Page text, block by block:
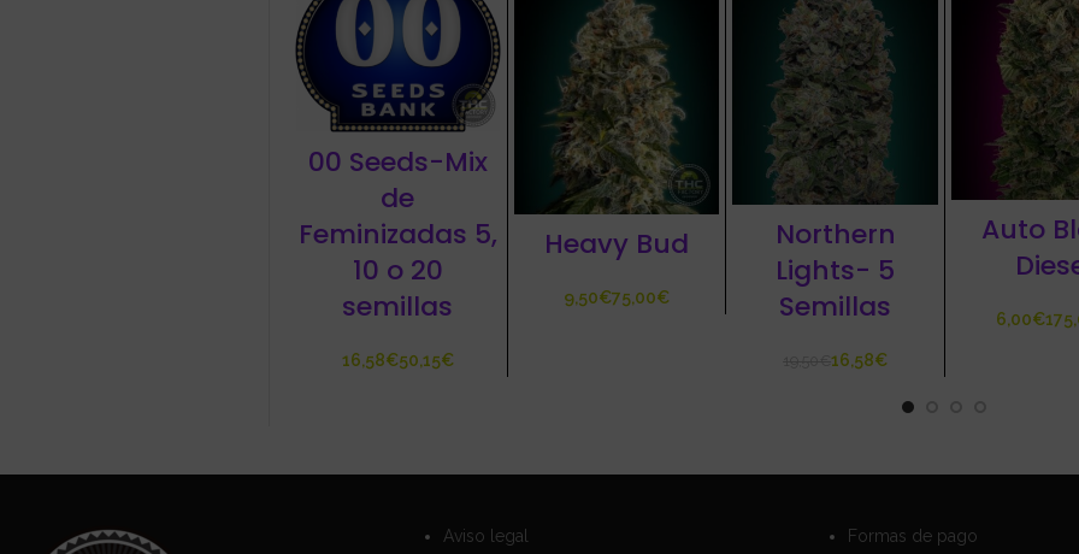
00 Seeds-Mix
de
Feminizadas 5,
10 o 20
semillas
€ €
Heavy Bud
€ €
Northern
Lights- 5
Semillas
€16,58€
Auto
€
Aviso legal Formas de pago